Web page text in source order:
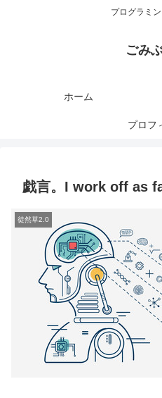
プログラミ
ごみ
ホーム
プロフ
戯言。I work off as
徒然草2.0